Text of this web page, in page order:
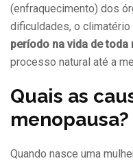
(enfraquecimento) dos
dificuldades, o climatério
período na vida de toda
processo natural até a
Quais as
menopausa?
Quando nasce uma